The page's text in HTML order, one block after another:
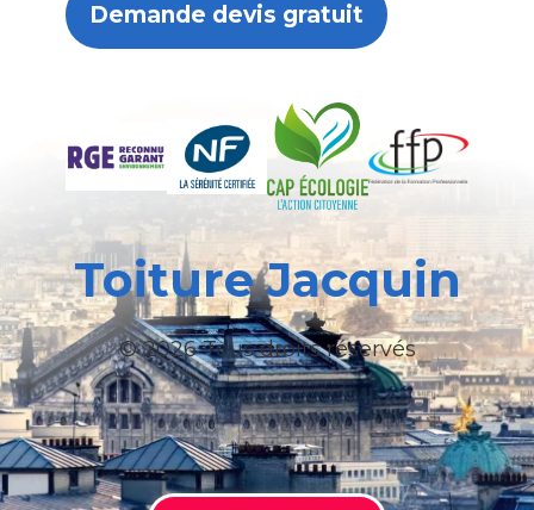
Demande devis gratuit
Toiture Jacquin
© 2026 Tous droits réservés